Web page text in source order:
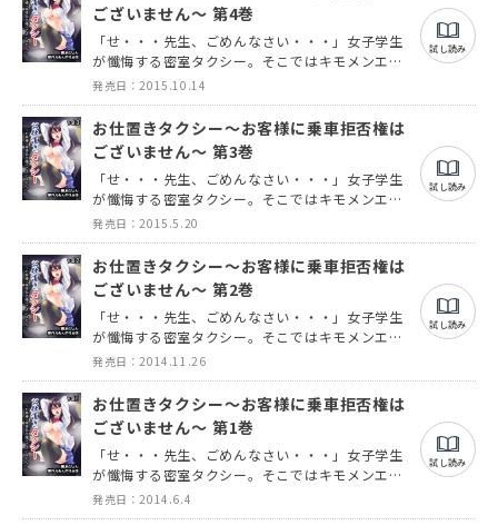
人の女と出会う。邦雄の積年の恨みが爆発し、自
らも抜けられない暗闇のトンネルへ導かれてい
く・・・。
ございません～ 第4巻
「せ・・・先生、ごめんなさい・・・」女子学生
が懺悔する密室タクシー。そこではキモメンエロ
教師によるお仕置き調教課外授業が実行されてい
た。正義感の強いタクシー運転手の中村邦雄は、
苦悩と葛藤の日々を送っていたが・・・。そんな
ある日、邦雄は自分の人生を狂わせ転落させた一
人の女と出会う。邦雄の積年の恨みが爆発し、自
らも抜けられない暗闇のトンネルへ導かれてい
く・・・。
発売日：2015.10.14
試し読み
お仕置きタクシー～お客様に乗車拒否権は
ございません～ 第3巻
「せ・・・先生、ごめんなさい・・・」女子学生
が懺悔する密室タクシー。そこではキモメンエロ
教師によるお仕置き調教課外授業が実行されてい
た。正義感の強いタクシー運転手の中村邦雄は、
苦悩と葛藤の日々を送っていたが・・・。そんな
ある日、邦雄は自分の人生を狂わせ転落させた一
人の女と出会う。邦雄の積年の恨みが爆発し、自
らも抜けられない暗闇のトンネルへ導かれてい
く・・・。
発売日：2015.5.20
試し読み
お仕置きタクシー～お客様に乗車拒否権は
ございません～ 第2巻
「せ・・・先生、ごめんなさい・・・」女子学生
が懺悔する密室タクシー。そこではキモメンエロ
教師によるお仕置き調教課外授業が実行されてい
た。正義感の強いタクシー運転手の中村邦雄は、
苦悩と葛藤の日々を送っていたが・・・。そんな
ある日、邦雄は自分の人生を狂わせ転落させた一
人の女と出会う。邦雄の積年の恨みが爆発し、自
らも抜けられない暗闇のトンネルへ導かれてい
く・・・。
発売日：2014.11.26
試し読み
お仕置きタクシー～お客様に乗車拒否権は
ございません～ 第1巻
「せ・・・先生、ごめんなさい・・・」女子学生
が懺悔する密室タクシー。そこではキモメンエロ
教師によるお仕置き調教課外授業が実行されてい
た。正義感の強いタクシー運転手の中村邦雄は、
発売日：2014.6.4
試し読み